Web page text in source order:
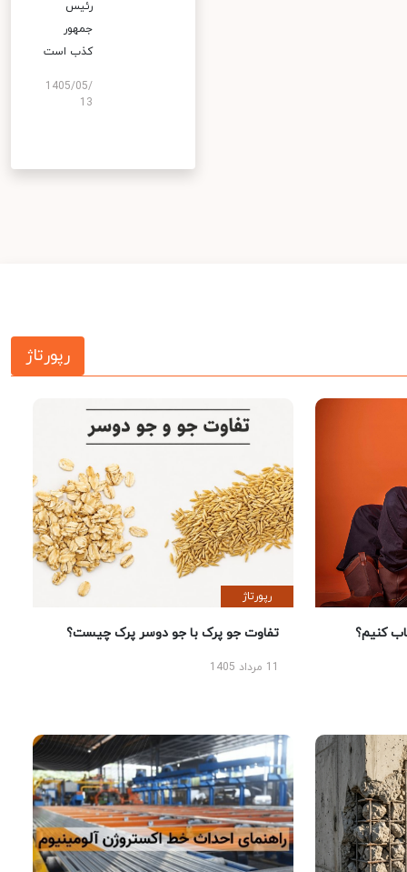
رئیس
جمهور
کذب است
1405/05/
13
رپورتاژ
کنیم؟
رپورتاژ
تفاوت جو پرک با جو دوسر پرک چیست؟